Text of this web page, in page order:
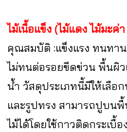
ไม้เนื้อแข็ง (ไม้แดง ไม้มะค่
คุณสมบัติ :แข็งแรง ทนทา
ไม่ทนต่อรอยขีดข่วน พื้นผิว
น้ำ วัสดุประเภทนี้มีให้เลือ
และรูปทรง สามารถปูบน
ไม้ได้โดยใช้กาวติดกระเบื้